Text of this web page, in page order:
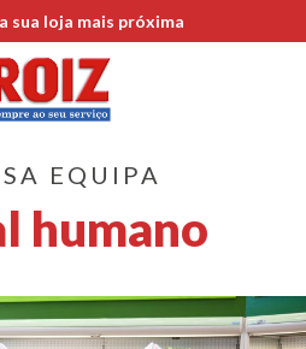
sua loja mais próxima
EQUIPA
humano